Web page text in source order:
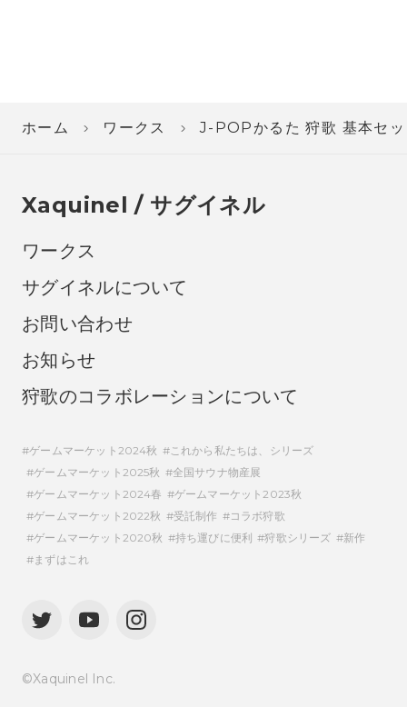
ホーム ワークス J-POPかるた 狩歌 基本セ
Xaquinel / サグイネル
ワークス
サグイネルについて
お問い合わせ
お知らせ
狩歌のコラボレーションについて
ゲームマーケット2024秋
これから私たちは、シリーズ
ゲームマーケット2025秋
全国サウナ物産展
ゲームマーケット2024春
ゲームマーケット2023秋
ゲームマーケット2022秋
受託制作
コラボ狩歌
ゲームマーケット2020秋
持ち運びに便利 狩歌シリーズ
新作
まずはこれ
©Xaquinel Inc.